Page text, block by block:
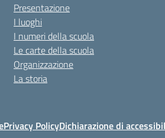
Presentazione
I luoghi
I numeri della scuola
Le carte della scuola
Organizzazione
La storia
Privacy PolicyDichiarazione di